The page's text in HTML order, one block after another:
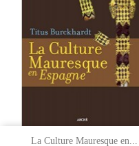
La Culture Mauresque en...
Aperçu rapide